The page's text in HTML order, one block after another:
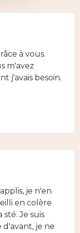
à vous.
m'avez
j'avais besoin.
je n'en
en colère
sté. Je suis
d'avant, je ne